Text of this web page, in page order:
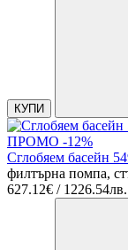
КУПИ
ПРОМО -12%
Сглобяем басейн
филтърна помпа,
627.12€ / 1226.54лв.